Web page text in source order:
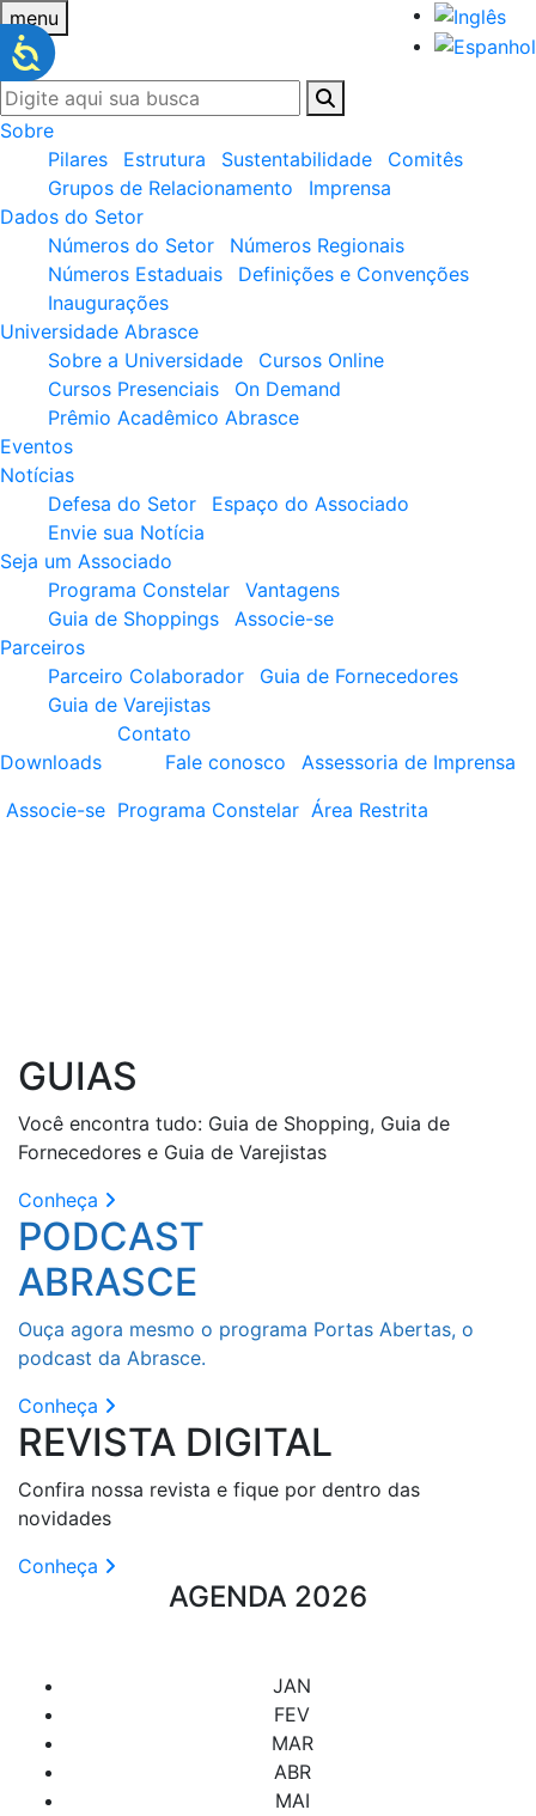
menu
Sobre
Pilares
Estrutura Sustentabilidade
Comitês
Grupos de Relacionamento
Imprensa
Dados do Setor
Números do Setor
Números Regionais
Números Estaduais
Definições e Convenções
Inaugurações
Universidade Abrasce
Sobre a Universidade
Cursos Online
Cursos Presenciais
On Demand
Prêmio Acadêmico Abrasce
Eventos
Notícias
Defesa do Setor
Espaço do Associado
Envie sua Notícia
Seja um Associado
Programa Constelar
Vantagens
Guia de Shoppings
Associe-se
Parceiros
Parceiro Colaborador
Guia de Fornecedores
Guia de Varejistas
Downloads
Contato
Fale conosco
Assessoria de Imprensa
Associe-se Programa Constelar Área Restrita
GUIAS
Você encontra tudo: Guia de Shopping, Guia de
Fornecedores e Guia de Varejistas
Conheça
PODCAST
ABRASCE
Ouça agora mesmo o programa Portas Abertas, o
podcast da Abrasce.
Conheça
REVISTA DIGITAL
Confira nossa revista e fique por dentro das
novidades
Conheça
AGENDA 2026
JAN
FEV
MAR
ABR
MAI